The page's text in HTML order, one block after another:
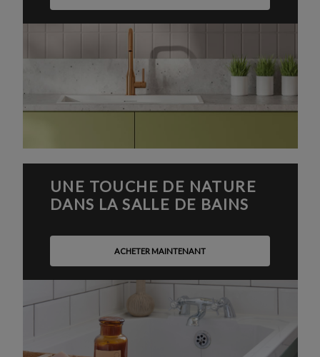
UNE TOUCHE DE NATURE
DANS LA SALLE DE BAINS
ACHETER MAINTENANT